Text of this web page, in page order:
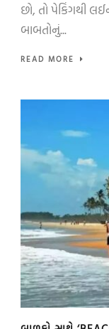
છો, તો પેકિંગથી
બાબતોનું...
READ MORE